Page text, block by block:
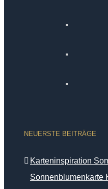
NEUERSTE BEITRÄGE
Karteninspiration
Sonnenblumenkarte